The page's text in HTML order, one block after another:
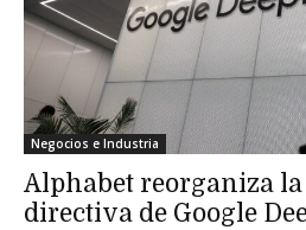
Negocios e Industria
Alphabet reorganiza
directiva de Google